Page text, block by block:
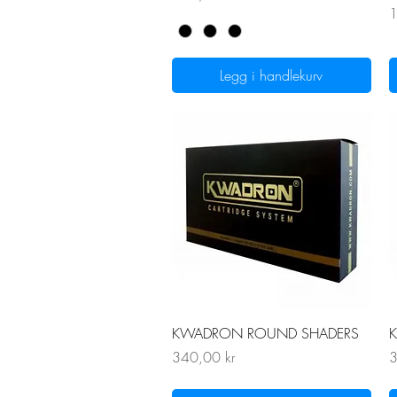
Legg i handlekurv
Hurtigvisning
KWADRON ROUND SHADERS
Pris
340,00 kr